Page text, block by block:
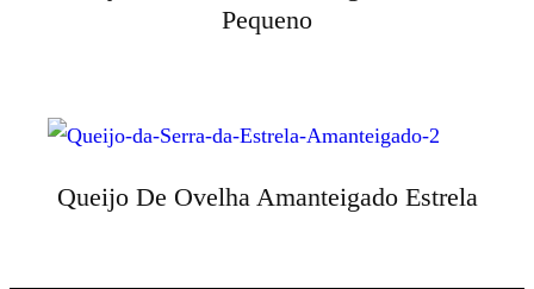
Pequeno
Queijo De Ovelha Amanteigado Estrela